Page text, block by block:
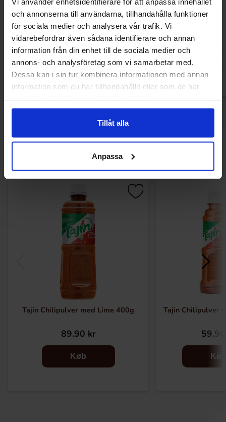
och annonserna till användarna, tillhandahålla funktioner
för sociala medier och analysera vår trafik. Vi
vidarebefordrar även sådana identifierare och annan
information från din enhet till de sociala medier och
annons- och analysföretag som vi samarbetar med.
Dessa kan i sin tur kombinera informationen med annan
information som du har tillhandahållit eller som de har
Tillåt alla
Anpassa
MAZE Popcorn Cinema Butter 3-pack
240g
29.90 kr
Køb
American
Andre kunne lide
Tajin Chilipulver med Lime 400g
89.90 kr
Køb
Tajin Chilipulver
Køb